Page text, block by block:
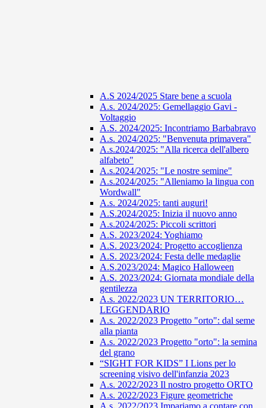
A.S 2024/2025 Stare bene a scuola
A.s. 2024/2025: Gemellaggio Gavi -
Voltaggio
A.S. 2024/2025: Incontriamo Barbabravo
A.s. 2024/2025: "Benvenuta primavera"
A.s.2024/2025: "Alla ricerca dell'albero
alfabeto"
A.s.2024/2025: "Le nostre semine"
A.s.2024/2025: "Alleniamo la lingua con
Wordwall"
A.s. 2024/2025: tanti auguri!
A.S.2024/2025: Inizia il nuovo anno
A.s.2024/2025: Piccoli scrittori
A.S. 2023/2024: Yoghiamo
A.S. 2023/2024: Progetto accoglienza
A.S. 2023/2024: Festa delle medaglie
A.S.2023/2024: Magico Halloween
A.S. 2023/2024: Giornata mondiale della
gentilezza
A.s. 2022/2023 UN TERRITORIO…
LEGGENDARIO
A.s. 2022/2023 Progetto "orto": dal seme
alla pianta
A.s. 2022/2023 Progetto "orto": la semina
del grano
“SIGHT FOR KIDS” I Lions per lo
screening visivo dell'infanzia 2023
A.s. 2022/2023 Il nostro progetto ORTO
A.s. 2022/2023 Figure geometriche